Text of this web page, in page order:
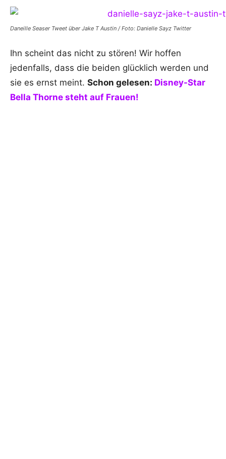
Daneille Seaser Tweet über Jake T Austin / Foto: Danielle Sayz Twitter
Ihn scheint das nicht zu stören! Wir hoffen
jedenfalls, dass die beiden glücklich werden und
sie es ernst meint. Schon gelesen: Disney-Star
Bella Thorne steht auf Frauen!